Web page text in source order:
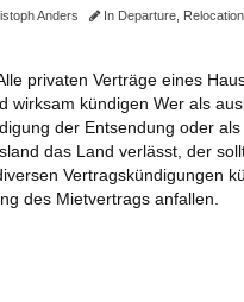
Anders In Departure
privaten Verträge eines
wirksam kündigen Wer als
der Entsendung oder
das Land verlässt, der
Vertragskündigungen
des Mietvertrags anfallen.